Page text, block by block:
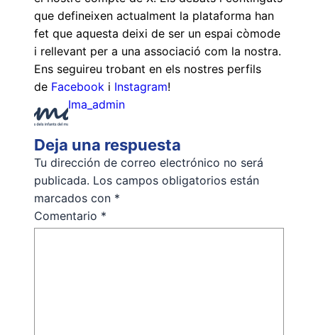
que defineixen actualment la plataforma han
fet que aquesta deixi de ser un espai còmode
i rellevant per a una associació com la nostra.
Ens seguireu trobant en els nostres perfils
de Facebook i Instagram!
Ima_admin
Deja una respuesta
Tu dirección de correo electrónico no será
publicada. Los campos obligatorios están
marcados con *
Comentario *